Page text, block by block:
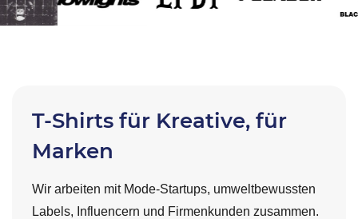
T-Shirts für Kreative, für
Marken
Wir arbeiten mit Mode-Startups, umweltbewussten
Labels, Influencern und Firmenkunden zusammen.